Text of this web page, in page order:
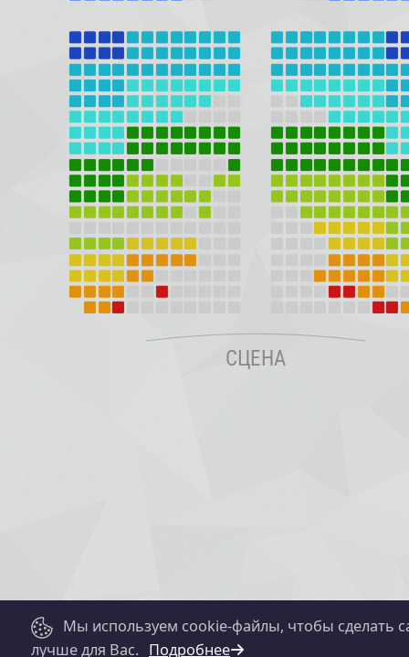
Мы используем cookie-файлы, чтобы сделать
лучше для Вас. Подробнее